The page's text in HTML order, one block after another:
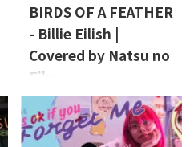
BIRDS OF A FEATHER
- Billie Eilish |
Covered by Natsu no
Film
ซีรีส์เพลงคัฟเวอร์นี้นำเสนอ Leon
นักร้องนำของ Natsu no Film กับ
การร้องเพลงที่เธอชื่นชอบหรือ